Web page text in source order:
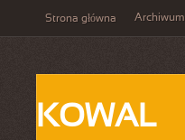
Strona główna Archiwum
KOWAL